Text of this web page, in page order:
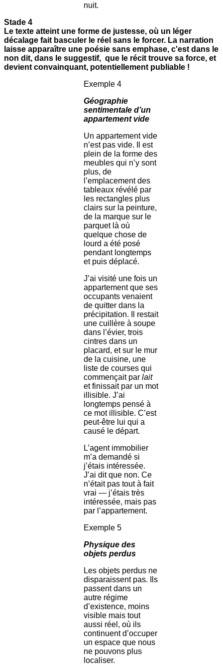
nuit.
Stade 4
Le texte atteint une forme de justesse, où un léger
décalage fait basculer le réel sans le forcer. La narration
laisse apparaître une poésie sans emphase, c'est dans le
non dit, dans le suggestif, que le récit trouve sa force, et
devient convainquant, potentiellement publiable !
Exemple 4
Géographie
sentimentale d’un
appartement vide
Un appartement vide
n’est pas vide. Il est
plein de la forme des
meubles qui n’y sont
plus, de
l’emplacement des
tableaux révélé par
les rectangles plus
clairs sur la peinture,
de la marque sur le
parquet là où
quelque chose de
lourd a été posé
pendant longtemps
et puis déplacé.
J’ai visité une fois un
appartement que ses
occupants venaient
de quitter dans la
précipitation. Il restait
une cuillère à soupe
dans l’évier, trois
cintres dans un
placard, et sur le mur
de la cuisine, une
liste de courses qui
commençait par lait
et finissait par un mot
illisible. J’ai
longtemps pensé à
ce mot illisible. C’est
peut-être lui qui a
causé le départ.
L’agent immobilier
m’a demandé si
j’étais intéressée.
J’ai dit que non. Ce
n’était pas tout à fait
vrai — j’étais très
intéressée, mais pas
par l’appartement.
Exemple 5
Physique des
objets perdus
Les objets perdus ne
disparaissent pas. Ils
passent dans un
autre régime
d’existence, moins
visible mais tout
aussi réel, où ils
continuent d’occuper
un espace que nous
ne pouvons plus
localiser.